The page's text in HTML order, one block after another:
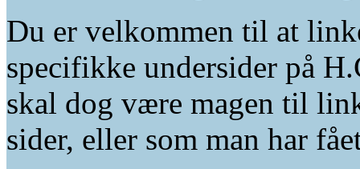
Du er velkommen til at
specifikke undersider på
skal dog være magen til
sider, eller som man har